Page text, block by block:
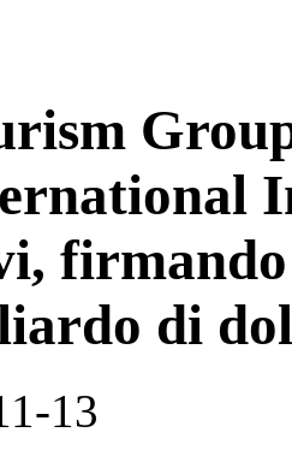
di
13